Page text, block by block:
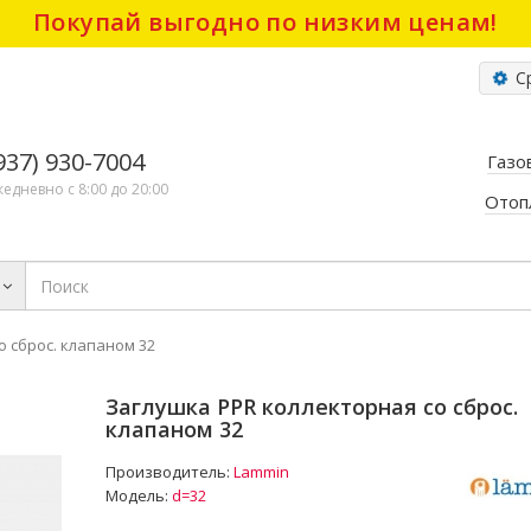
Покупай выгодно по низким ценам!
930-7004
с 8:00 до 20:00
сброс. клапаном 32
Заглушка PPR коллекторная со сброс.
клапаном 32
Производитель: Lammin
Модель: d=32